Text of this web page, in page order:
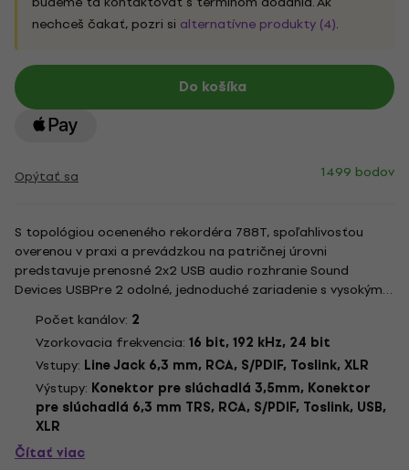
nechceš čakať, pozri si alternatívne produkty (4).
Do košíka
Opýtať sa 1499 bodov
S topológiou oceneného rekordéra 788T, spoľahlivosťou
overenou v praxi a prevádzkou na patričnej úrovni
predstavuje prenosné 2x2 USB audio rozhranie Sound
Devices USBPre 2 odolné, jednoduché zariadenie s vysokým
rozlíšením, ktoré prepája profesionálne mikrofóny, linkové
zdroje, spotrebnú audio elektroniku a digitálne zdroje S/PDIF
s počítačovými...
Počet kanálov: 2
Vzorkovacia frekvencia: 16 bit, 192 kHz, 24 bit
Vstupy: Line Jack 6,3 mm, RCA, S/PDIF, Toslink, XLR
Výstupy: Konektor pre slúchadlá 3,5mm, Konektor
pre slúchadlá 6,3 mm TRS, RCA, S/PDIF, Toslink, USB,
XLR
Čítať viac